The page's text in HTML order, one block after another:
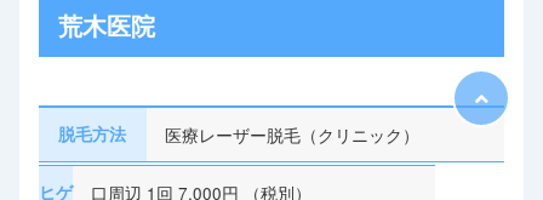
荒木医院
脱毛方法 医療レーザー脱毛（クリニック）
ヒゲ 口周辺 1回 7,000円 （税別）